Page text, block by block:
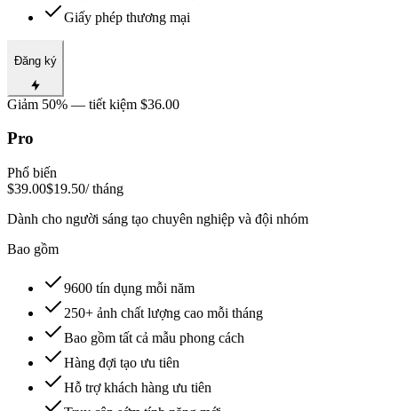
Giấy phép thương mại
Đăng ký
Giảm 50% — tiết kiệm $36.00
Pro
Phổ biến
$39.00$19.50/ tháng
Dành cho người sáng tạo chuyên nghiệp và đội nhóm
Bao gồm
9600 tín dụng mỗi năm
250+ ảnh chất lượng cao mỗi tháng
Bao gồm tất cả mẫu phong cách
Hàng đợi tạo ưu tiên
Hỗ trợ khách hàng ưu tiên